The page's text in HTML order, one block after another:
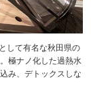
して有名な秋田県の
極ナノ化した過熱水
み、デトックスしな